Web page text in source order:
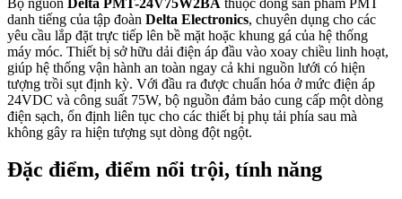
danh tiếng của tập đoàn Delta Electronics, chuyên dụng cho các
yêu cầu lắp đặt trực tiếp lên bề mặt hoặc khung gá của hệ thống
máy móc. Thiết bị sở hữu dải điện áp đầu vào xoay chiều linh hoạt,
giúp hệ thống vận hành an toàn ngay cả khi nguồn lưới có hiện
tượng trồi sụt định kỳ. Với đầu ra được chuẩn hóa ở mức điện áp
24VDC và công suất 75W, bộ nguồn đảm bảo cung cấp một dòng
điện sạch, ổn định liên tục cho các thiết bị phụ tải phía sau mà
không gây ra hiện tượng sụt dòng đột ngột.
Đặc điểm, điểm nổi trội, tính năng